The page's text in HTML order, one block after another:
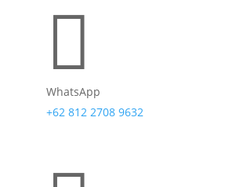

WhatsApp
+62 812 2708 9632